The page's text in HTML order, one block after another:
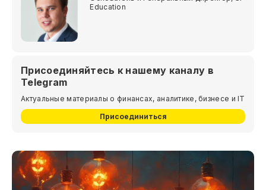
Education
Присоединяйтесь к нашему каналу в
Telegram
Актуальные материалы о финансах, аналитике, бизнесе и IT
Присоединиться